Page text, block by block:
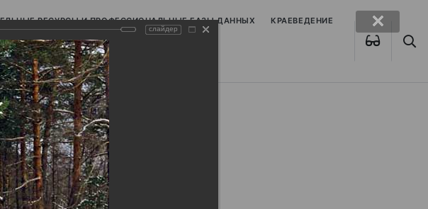
РЕСУРСЫ И ПРОФЕССИОНАЛЬНЫЕ БАЗЫ ДАННЫХ КРАЕВЕДЕНИЕ
слайдер